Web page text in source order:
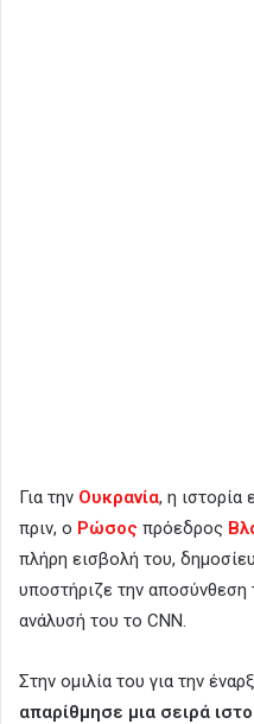
Για την Ουκρανία, η ιστορία
πριν, ο Ρώσος πρόεδρος
πλήρη εισβολή του,
υποστήριζε την
ανάλυσή του το CNN.
Στην ομιλία του για την
απαρίθμησε μια σειρά